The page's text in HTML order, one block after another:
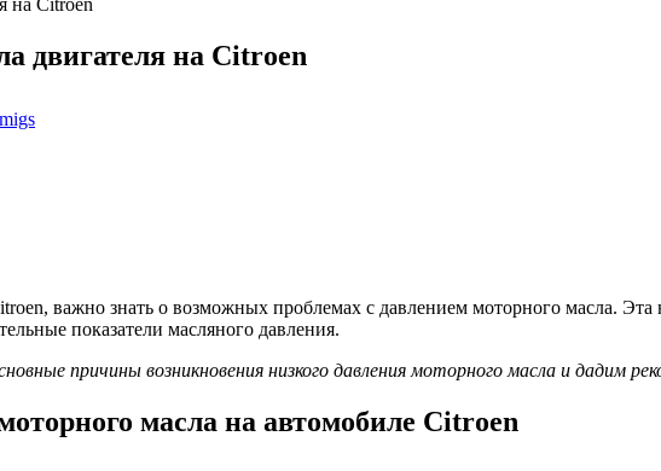
двигателя на Citroen
важно знать о возможных проблемах с давлением моторного масла.
показатели масляного давления.
причины возникновения низкого давления моторного масла и дадим
масла на автомобиле Citroen